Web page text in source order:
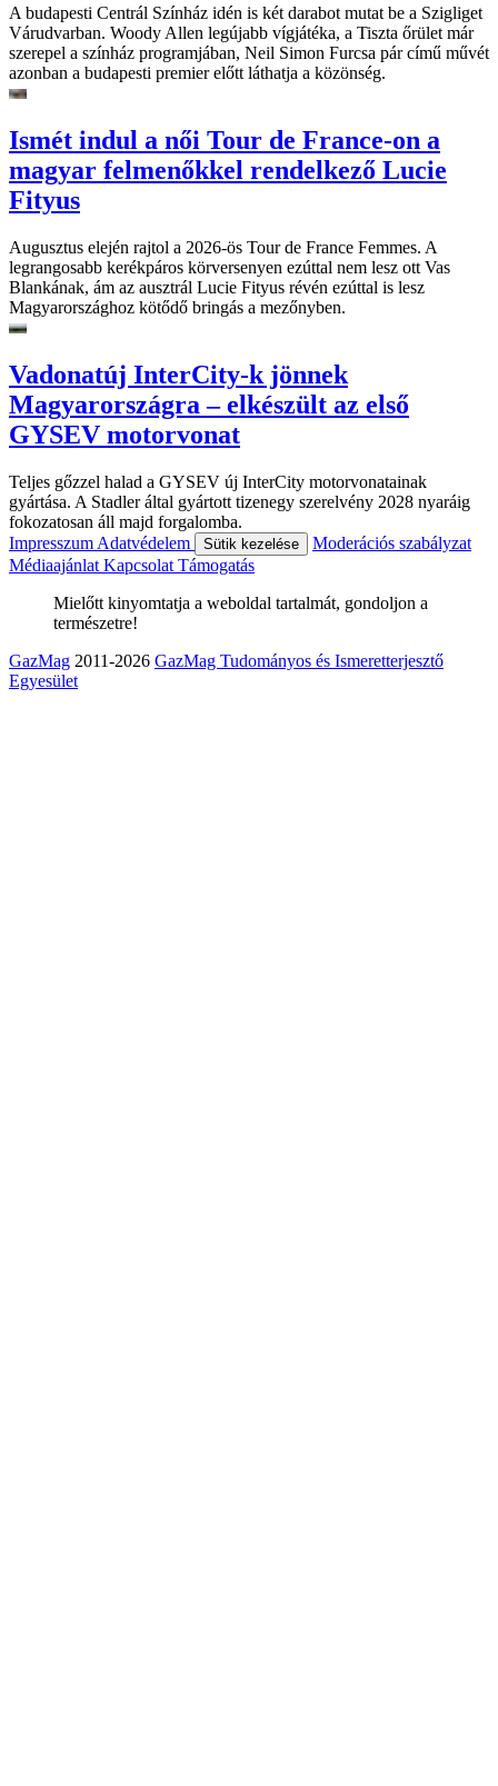
A budapesti Centrál Színház idén is két darabot mutat be a Szigliget
Várudvarban. Woody Allen legújabb vígjátéka, a Tiszta őrület már
szerepel a színház programjában, Neil Simon Furcsa pár című művét
azonban a budapesti premier előtt láthatja a közönség.
Ismét indul a női Tour de France-on a
magyar felmenőkkel rendelkező Lucie
Fityus
Augusztus elején rajtol a 2026-ös Tour de France Femmes. A
legrangosabb kerékpáros körversenyen ezúttal nem lesz ott Vas
Blankának, ám az ausztrál Lucie Fityus révén ezúttal is lesz
Magyarországhoz kötődő bringás a mezőnyben.
Vadonatúj InterCity-k jönnek
Magyarországra – elkészült az első
GYSEV motorvonat
Teljes gőzzel halad a GYSEV új InterCity motorvonatainak
gyártása. A Stadler által gyártott tizenegy szerelvény 2028 nyaráig
fokozatosan áll majd forgalomba.
Impresszum Adatvédelem Sütik kezelése
Moderációs szabályzat
Médiaajánlat Kapcsolat Támogatás
Mielőtt kinyomtatja a weboldal tartalmát, gondoljon a
természetre!
GazMag 2011-2026 GazMag Tudományos és Ismeretterjesztő
Egyesület